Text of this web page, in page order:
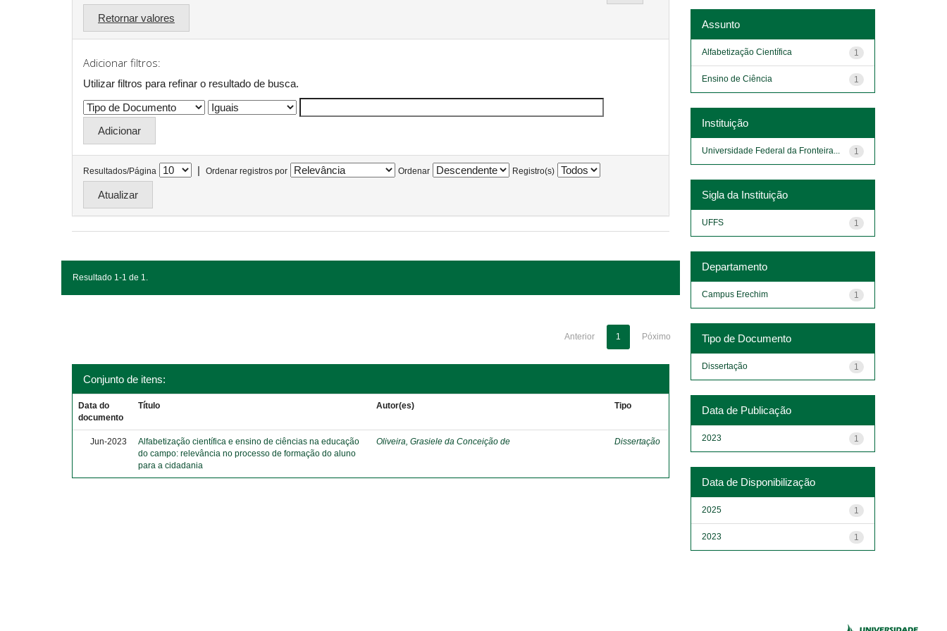
Retornar valores
Adicionar filtros:
Utilizar filtros para refinar o resultado de busca.
Resultados/Página | Ordenar registros por Ordenar Registro(s)
Resultado 1-1 de 1.
Anterior 1 Póximo
Conjunto de itens:
Data do
documento
Título Autor(es) Tipo
Jun-2023
Alfabetização científica e ensino de ciências na educação
do campo: relevância no processo de formação do aluno
para a cidadania
Oliveira, Grasiele da Conceição de Dissertação
Assunto
1
Alfabetização Científica
1
Ensino de Ciência
Instituição
1
Universidade Federal da Fronteira...
Sigla da Instituição
1
UFFS
Departamento
1
Campus Erechim
Tipo de Documento
1
Dissertação
Data de Publicação
1
2023
Data de Disponibilização
1
2025
1
2023